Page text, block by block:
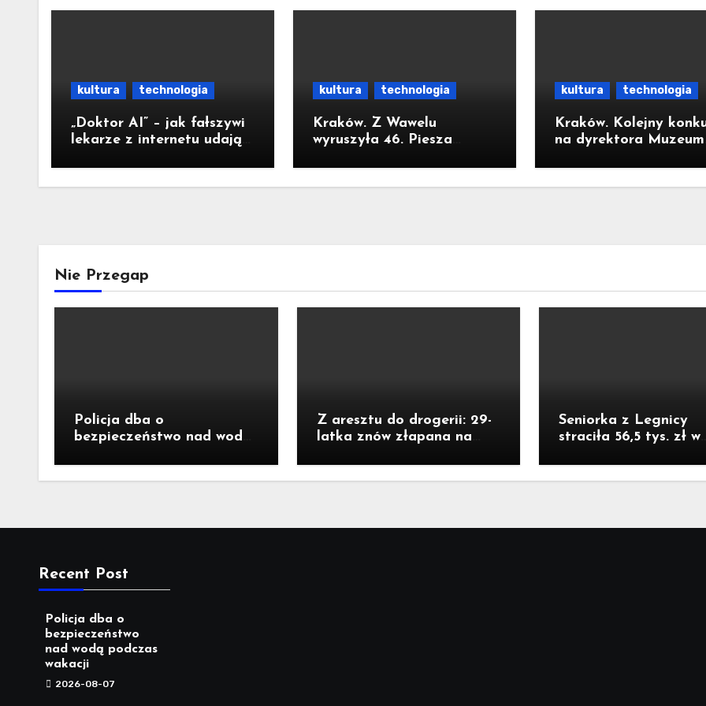
kultura technologia
„Doktor AI” – jak fałszywi
lekarze z internetu udają
medyczną dezinformację
kultura technologia
Kraków. Z Wawelu
wyruszyła 46. Piesza
na Jasną Górę
kultura technologia
Kraków. Kolejny
na dyrektora Muzeum
Nie Przegap
Policja dba o
bezpieczeństwo nad wodą
Z aresztu do drogerii: 29-
latka znów złapana na
Seniorka z Legnicy
straciła 56,5 tys. zł w
Recent Post
Policja dba o
bezpieczeństwo
nad wodą podczas
wakacji
2026-08-07